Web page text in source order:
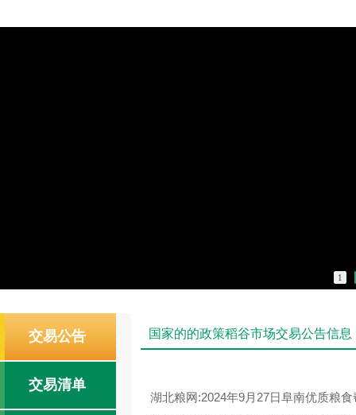
1
交易公告
交易清单
国家的的政策稻谷市场交易公告信息
湖北粮网:2024年9月27日阜南优质粮